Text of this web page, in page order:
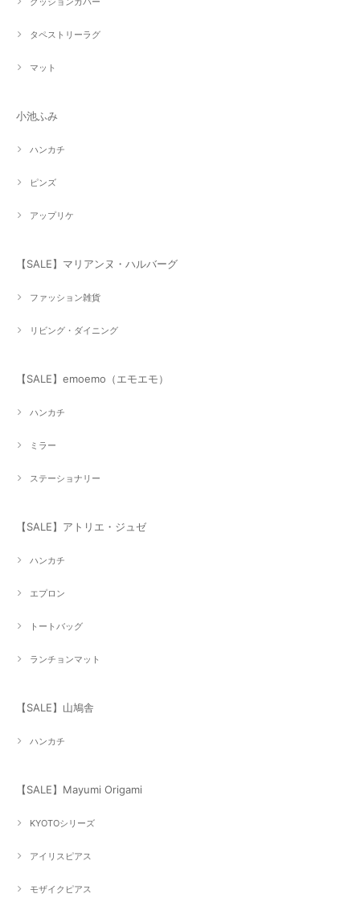
タペストリーラグ
マット
小池ふみ
ハンカチ
ピンズ
アップリケ
【SALE】マリアンヌ・ハルバーグ
ファッション雑貨
リビング・ダイニング
【SALE】emoemo（エモエモ）
ハンカチ
ミラー
ステーショナリー
【SALE】アトリエ・ジュゼ
ハンカチ
エプロン
トートバッグ
ランチョンマット
【SALE】山鳩舎
ハンカチ
【SALE】Mayumi Origami
KYOTOシリーズ
アイリスピアス
モザイクピアス